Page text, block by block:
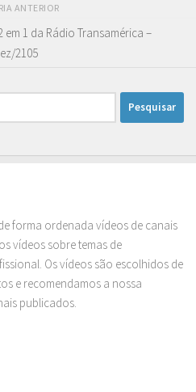
ANTERIOR
1 da Rádio Transamérica –
2105
forma ordenada vídeos de canais
vídeos sobre temas de
Os vídeos são escolhidos de
e recomendamos a nossa
publicados.